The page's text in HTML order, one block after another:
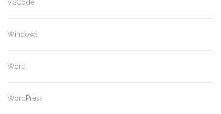
VSCode
Windows
Word
WordPress